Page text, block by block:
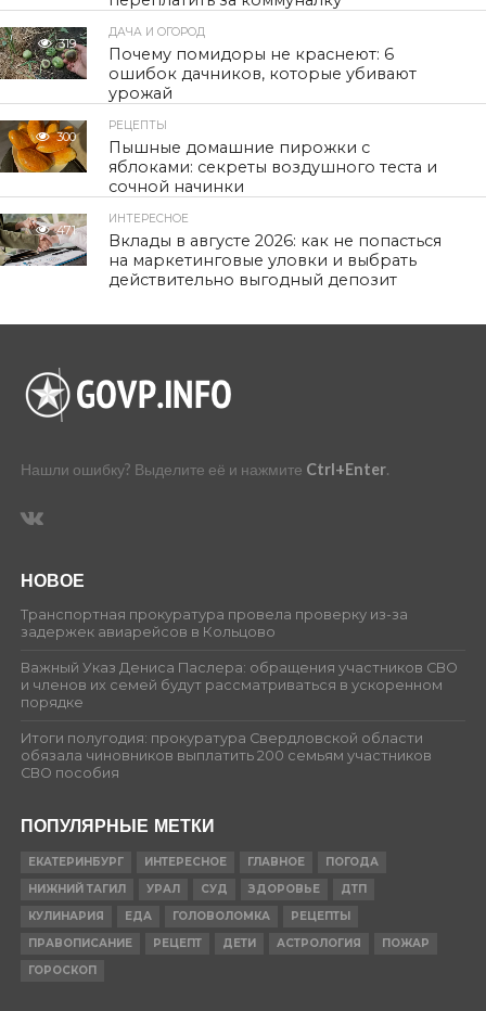
319
ДАЧА И ОГОРОД
Почему помидоры не краснеют: 6
ошибок дачников, которые убивают
урожай
300
РЕЦЕПТЫ
Пышные домашние пирожки с
яблоками: секреты воздушного теста и
сочной начинки
471
ИНТЕРЕСНОЕ
Вклады в августе 2026: как не попасться
на маркетинговые уловки и выбрать
действительно выгодный депозит
Нашли ошибку? Выделите её и нажмите Ctrl+Enter.
НОВОЕ
Транспортная прокуратура провела проверку из-за
задержек авиарейсов в Кольцово
Важный Указ Дениса Паслера: обращения участников СВО
и членов их семей будут рассматриваться в ускоренном
порядке
Итоги полугодия: прокуратура Свердловской области
обязала чиновников выплатить 200 семьям участников
СВО пособия
ПОПУЛЯРНЫЕ МЕТКИ
ЕКАТЕРИНБУРГ ИНТЕРЕСНОЕ ГЛАВНОЕ
ПОГОДА
НИЖНИЙ ТАГИЛ
УРАЛ СУД ЗДОРОВЬЕ
ДТП
КУЛИНАРИЯ
ЕДА ГОЛОВОЛОМКА
РЕЦЕПТЫ
ПРАВОПИСАНИЕ
РЕЦЕПТ ДЕТИ АСТРОЛОГИЯ
ПОЖАР
ГОРОСКОП